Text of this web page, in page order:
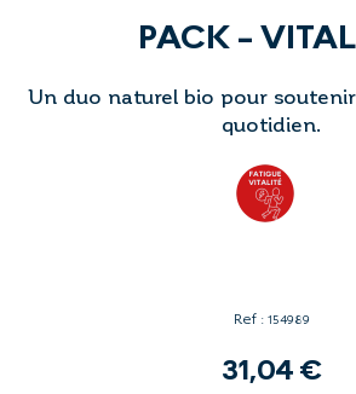
PACK -
Un duo naturel bio pour
quotidien.
Ref : 154989
31,04 €